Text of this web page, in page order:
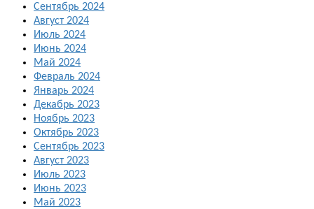
Сентябрь 2024
Август 2024
Июль 2024
Июнь 2024
Май 2024
Февраль 2024
Январь 2024
Декабрь 2023
Ноябрь 2023
Октябрь 2023
Сентябрь 2023
Август 2023
Июль 2023
Июнь 2023
Май 2023